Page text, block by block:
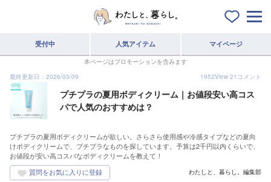
受付中 人気アイテム マイページ
本ページはプロモーションを含みます
最終更新日：2026/03/09
1952View 21 コメント
プチプラの夏用ボディクリーム｜お値段安い高コス
パで人気のおすすめは？
プチプラの夏用ボディクリームが欲しい。さらさら使用感や冷感タイプなどの夏向
けボディクリームで、プチプラなものを探しています。予算は2千円以内くらいで、
お値段が安い高コスパなボディクリームを教えて！
わたしと、暮らし。編集部